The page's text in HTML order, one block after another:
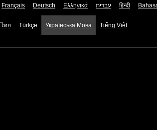
Français Deutsch Ελληνικά עברית हिन्दी
ไทย Türkçe Українська Мова Tiếng Việt